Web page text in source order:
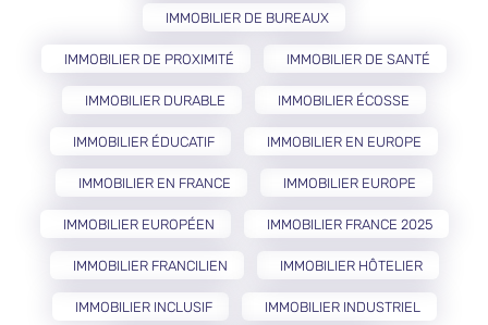
IMMOBILIER DE BUREAUX
IMMOBILIER DE PROXIMITÉ IMMOBILIER DE SANTÉ
IMMOBILIER DURABLE IMMOBILIER ÉCOSSE
IMMOBILIER ÉDUCATIF IMMOBILIER EN EUROPE
IMMOBILIER EN FRANCE IMMOBILIER EUROPE
IMMOBILIER EUROPÉEN IMMOBILIER FRANCE 2025
IMMOBILIER FRANCILIEN IMMOBILIER HÔTELIER
IMMOBILIER INCLUSIF IMMOBILIER INDUSTRIEL